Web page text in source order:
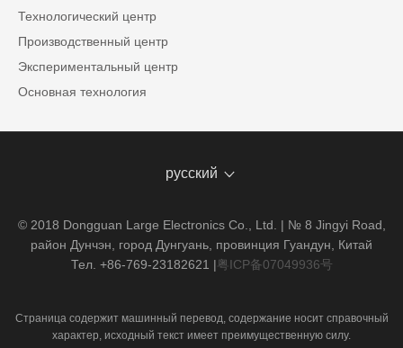
Технологический центр
Производственный центр
Экспериментальный центр
Основная технология
русский
© 2018 Dongguan Large Electronics Co., Ltd. | № 8 Jingyi Road,
район Дунчэн, город Дунгуань, провинция Гуандун, Китай
Тел. +86-769-23182621 |粤ICP备07049936号
Страница содержит машинный перевод, содержание носит справочный
характер, исходный текст имеет преимущественную силу.